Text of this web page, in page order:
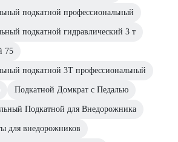
подкатной профессиональный
подкатной гидравлический 3 т
75
подкатной 3Т профессиональный
Подкатной Домкрат с Педалью
Подкатной для Внедорожника
для внедорожников